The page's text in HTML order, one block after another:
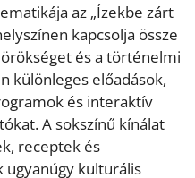
az „Ízekbe zárt
kapcsolja össze
és a történelmi
különleges előadások,
és interaktív
A sokszínű kínálat
receptek és
ugyanúgy kulturális